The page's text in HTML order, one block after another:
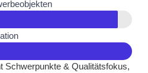
Schwerpunkte & Qualitätsfokus,